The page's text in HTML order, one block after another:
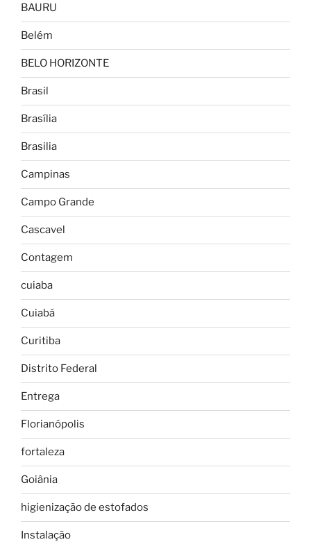
BAURU
Belém
BELO HORIZONTE
Brasil
Brasília
Brasilia
Campinas
Campo Grande
Cascavel
Contagem
cuiaba
Cuiabá
Curitiba
Distrito Federal
Entrega
Florianópolis
fortaleza
Goiânia
higienização de estofados
Instalação